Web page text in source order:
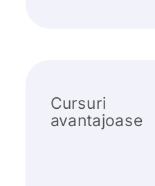
Cursuri
avantajoase